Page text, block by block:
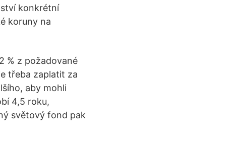
konkrétní
koruny na
% z požadované
třeba zaplatit za
aby mohli
4,5 roku,
světový fond pak